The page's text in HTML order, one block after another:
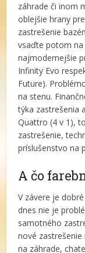
záhrade či inom
oblejšie hrany
zastrešenie
vsaďte potom na
najmodernejšie
Infinity Evo
Future).
na stenu.
týka zastrešenia
Quattro (4 v 1),
zastrešenie,
príslušenstvo na
A čo
V závere je
dnes nie je
samotného
nové
na záhrade,